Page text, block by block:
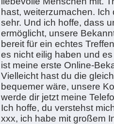
hast, weiterzumachen.
sehr. Und ich hoffe, dass
ermöglicht, unsere
bereit für ein echtes
es nicht eilig haben und
ist meine erste Online-
Vielleicht hast du die
bequemer wäre, unsere
werde dir jetzt meine
Ich hoffe, du verstehst
xxx, ich habe mit großem